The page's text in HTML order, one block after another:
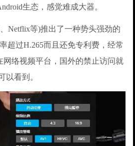
生态，感觉难成大器。
Netflix等)推出了一种势头强劲的
超过H.265而且还免专利费，经常
络视频平台，国外的禁止访问就
以看到。